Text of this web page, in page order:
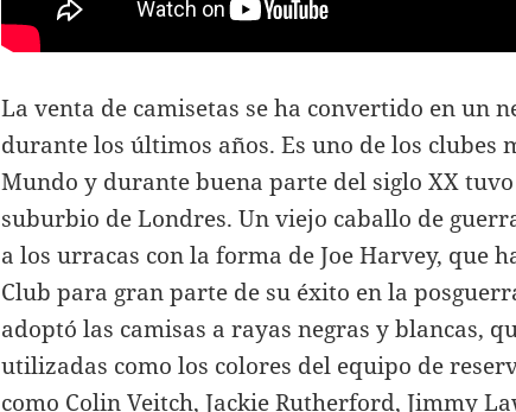
La venta de camisetas se ha convertido en un
durante los últimos años. Es uno de los clubes
Mundo y durante buena parte del siglo XX
suburbio de Londres. Un viejo caballo de
a los urracas con la forma de Joe Harvey, que
Club para gran parte de su éxito en la
adoptó las camisas a rayas negras y blancas,
utilizadas como los colores del equipo de
como Colin Veitch, Jackie Rutherford, Jimmy